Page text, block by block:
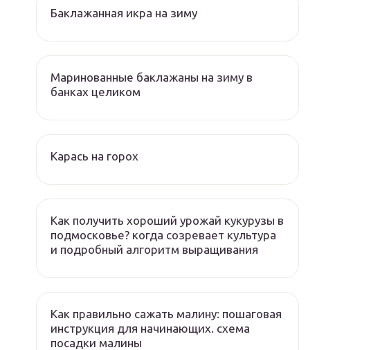
Баклажанная икра на зиму
Маринованные баклажаны на зиму в
банках целиком
Карась на горох
Как получить хороший урожай кукурузы в
подмосковье? когда созревает культура
и подробный алгоритм выращивания
Как правильно сажать малину: пошаговая
инструкция для начинающих. схема
посадки малины